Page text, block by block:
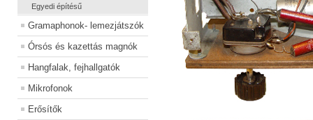
Egyedi építésű
Gramaphonok- lemezjátszók
Órsós és kazettás magnók
Hangfalak, fejhallgatók
Mikrofonok
Erősítők